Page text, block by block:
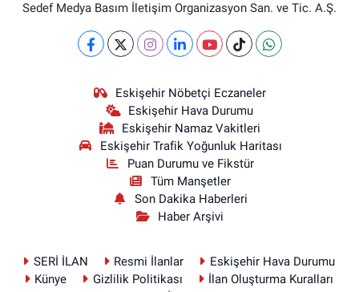
Sedef Medya Basım İletişim Organizasyon San. ve Tic. A.Ş.
Eskişehir Nöbetçi Eczaneler
Eskişehir Hava Durumu
Eskişehir Namaz Vakitleri
Eskişehir Trafik Yoğunluk Haritası
Puan Durumu ve Fikstür
Tüm Manşetler
Son Dakika Haberleri
Haber Arşivi
SERİ İLAN Resmi İlanlar
Eskişehir Hava Durumu
Künye
Gizlilik Politikası
İlan Oluşturma Kuralları